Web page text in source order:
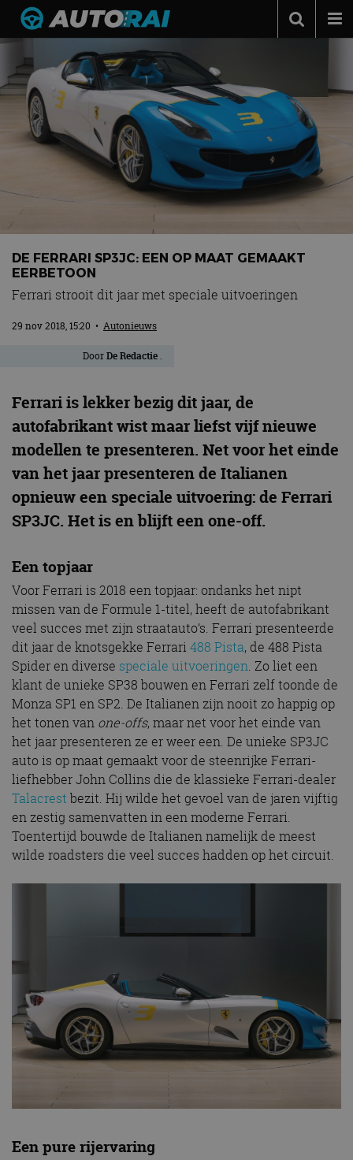
Autonieuws
Podcast
Autotests
Automerken
Adverteren
Contact
MotorRAI.nl
DE FERRARI SP3JC: EEN OP MAAT GEMAAKT
EERBETOON
Ferrari strooit dit jaar met speciale uitvoeringen
29 nov 2018, 15:20 • Autonieuws
DoorDe Redactie .
Ferrari is lekker bezig dit jaar, de
autofabrikant wist maar liefst vijf nieuwe
modellen te presenteren. Net voor het einde
van het jaar presenteren de Italianen
opnieuw een speciale uitvoering: de Ferrari
SP3JC. Het is en blijft een one-off.
Een topjaar
Voor Ferrari is 2018 een topjaar: ondanks het nipt
missen van de Formule 1-titel, heeft de autofabrikant
veel succes met zijn straatauto’s. Ferrari presenteerde
dit jaar de knotsgekke Ferrari 488 Pista, de 488 Pista
Spider en diverse speciale uitvoeringen. Zo liet een
klant de unieke SP38 bouwen en Ferrari zelf toonde de
Monza SP1 en SP2. De Italianen zijn nooit zo happig op
het tonen van one-offs, maar net voor het einde van
het jaar presenteren ze er weer een. De unieke SP3JC
auto is op maat gemaakt voor de steenrijke Ferrari-
liefhebber John Collins die de klassieke Ferrari-dealer
Talacrest bezit. Hij wilde het gevoel van de jaren vijftig
en zestig samenvatten in een moderne Ferrari.
Toentertijd bouwde de Italianen namelijk de meest
wilde roadsters die veel succes hadden op het circuit.
Een pure rijervaring